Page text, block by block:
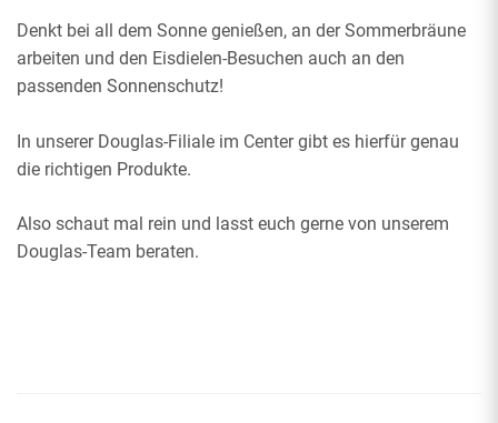
Denkt bei all dem Sonne genießen, an der Sommerbräune
arbeiten und den Eisdielen-Besuchen auch an den
passenden Sonnenschutz!
In unserer Douglas-Filiale im Center gibt es hierfür genau
die richtigen Produkte.
Also schaut mal rein und lasst euch gerne von unserem
Douglas-Team beraten.